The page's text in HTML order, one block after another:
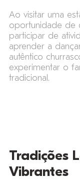
Ao visitar uma
oportunidade de
participar de
aprender a
autêntico
experimentar o
tradicional.
Tradições
Vibrantes